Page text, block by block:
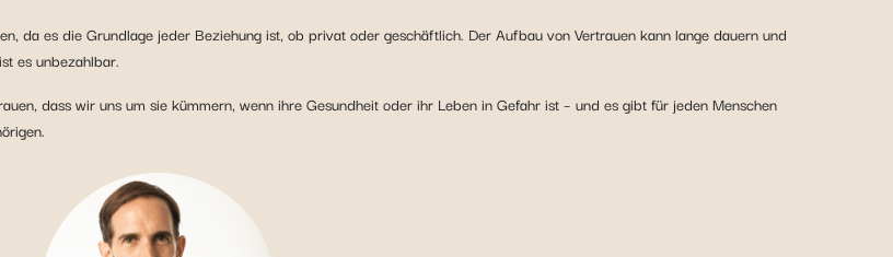
da es die Grundlage jeder Beziehung ist, ob privat oder geschäftlich. Der Aufbau von Vertrauen kann lange dauern und
es unbezahlbar.
dass wir uns um sie kümmern, wenn ihre Gesundheit oder ihr Leben in Gefahr ist – und es gibt für jeden Menschen